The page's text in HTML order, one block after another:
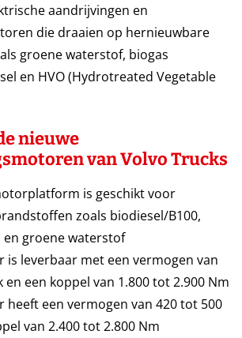
aandrijvingen en
die draaien op hernieuwbare
groene waterstof, biogas
en HVO (Hydrotreated Vegetable
nieuwe
van Volvo Trucks
is geschikt voor
zoals biodiesel/B100,
en groene waterstof
is leverbaar met een vermogen van
en een koppel van 1.800 tot 2.900 Nm
heeft een vermogen van 420 tot 500
van 2.400 tot 2.800 Nm